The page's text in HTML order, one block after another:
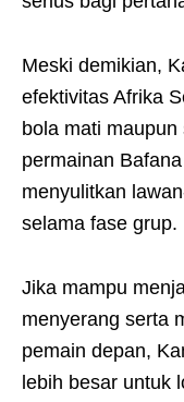
Meski demikian,
efektivitas Afrika
bola mati
permainan
menyulitkan
selama fase grup.
Jika mampu
menyerang serta
pemain depan,
lebih besar untuk